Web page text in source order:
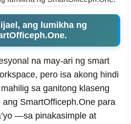
ang lumikha ng
na may-ari ng smart
pero isa akong hindi
sa ganitong klaseng
ang SmartOfficeph.One para
—sa pinakasimple at